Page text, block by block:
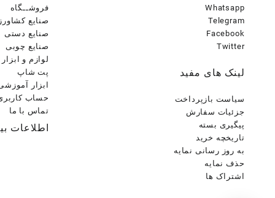
Whatsapp
Telegram
Facebook
Twitter
لینک های مفید
سیاست بازپرداخت
جزئیات سفارش
پیگیری بسته
تاریخچه خرید
به روز رسانی نمایه
حذف نمایه
اشتراک ها
فروشــگاه
صنایع
صنایع دستی
صنایع چوبی
لوازم و ابزار
پت شاپ
ابزار
حساب
تماس با ما
اطلاعات